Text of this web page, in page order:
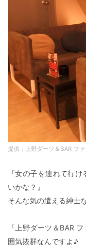
上野ダーツ＆BAR フ
『女の子を連れて行
いかな？』
そんな気の遣える紳士
「上野ダーツ＆BAR
囲気抜群なんですよ♪